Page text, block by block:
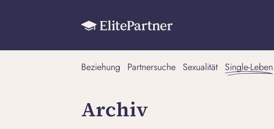
Beziehung Partnersuche Sexualität Single-Leben
Archiv